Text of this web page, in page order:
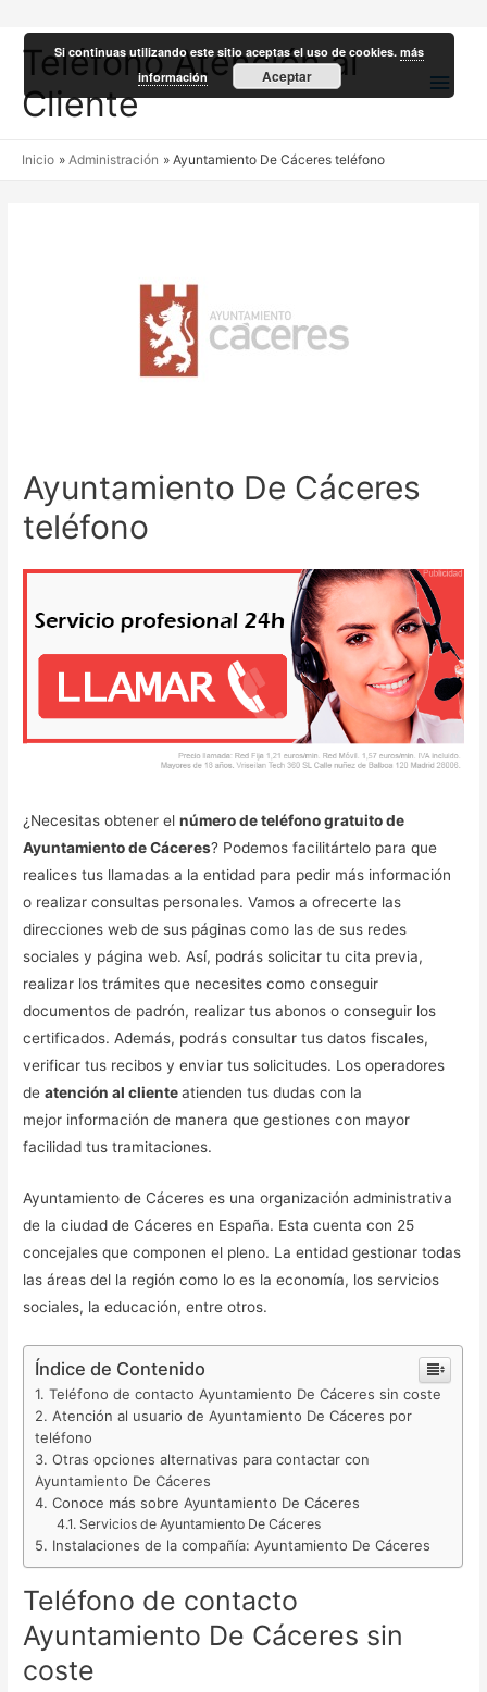
Teléfono Atención al
Cliente
Inicio Administración Ayuntamiento De Cáceres teléfono
Ayuntamiento De Cáceres
teléfono
¿Necesitas obtener elnúmero de teléfono gratuito de
Ayuntamiento de Cáceres? Podemos facilitártelo para que
realices tus llamadas a la entidad para pedir más información
o realizar consultas personales. Vamos a ofrecerte las
direcciones web de sus páginas como las de sus redes
sociales y página web. Así, podrás solicitar tu cita previa,
realizar los trámites que necesites como conseguir
documentos de padrón, realizar tus abonos o conseguir los
certificados. Además, podrás consultar tus datos fiscales,
verificar tus recibos y enviar tus solicitudes. Los operadores
deatención al clienteatienden tus dudas con la
mejor información de manera que gestiones con mayor
facilidad tus tramitaciones.
Ayuntamiento de Cáceres es una organización administrativa
de la ciudad de Cáceres en España. Esta cuenta con 25
concejales que componen el pleno. La entidad gestionar todas
las áreas del la región como lo es la economía, los servicios
sociales, la educación, entre otros.
Índice de Contenido
Teléfono de contacto Ayuntamiento De Cáceres sin coste
Atención al usuario de Ayuntamiento De Cáceres por
teléfono
Otras opciones alternativas para contactar con
Ayuntamiento De Cáceres
Conoce más sobre Ayuntamiento De Cáceres
Servicios de Ayuntamiento De Cáceres
Instalaciones de la compañía: Ayuntamiento De Cáceres
Teléfono de contacto
Ayuntamiento De Cáceres sin
coste
Si continuas utilizando este sitio aceptas el uso de cookies.más
información
Aceptar